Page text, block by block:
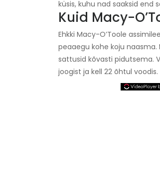
küsis, kuhu nad saaksid end
Kuid Macy-
Ehkki Macy-O’Toole
peaaegu kohe koju
sattusid kõvasti pidutsema.
joogist ja kell 22 õhtul voodis.